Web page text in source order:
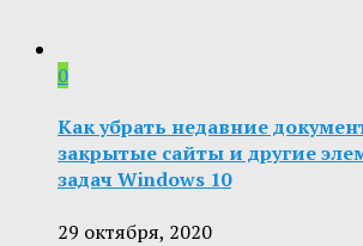
0
Как убрать недавние
закрытые сайты и другие
задач Windows 10
29 октября, 2020